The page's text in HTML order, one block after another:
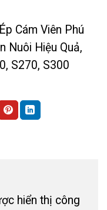
Cám Viên Phú
Nuôi Hiệu Quả,
S270, S300
hiển thị công